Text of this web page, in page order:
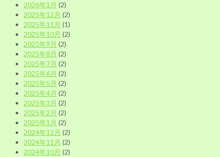
2026年1月 (2)
2025年12月 (2)
2025年11月 (1)
2025年10月 (2)
2025年9月 (2)
2025年8月 (2)
2025年7月 (2)
2025年6月 (2)
2025年5月 (2)
2025年4月 (2)
2025年3月 (2)
2025年2月 (2)
2025年1月 (2)
2024年12月 (2)
2024年11月 (2)
2024年10月 (2)